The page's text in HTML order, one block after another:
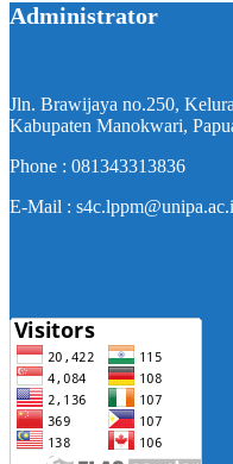
Administrator
Jln. Brawijaya no.250,
Kabupaten Manokwari,
Phone : 081343313836
E-Mail :